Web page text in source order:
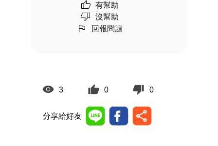
有幫助
沒幫助
回報問題
3 0 0
分享給好友